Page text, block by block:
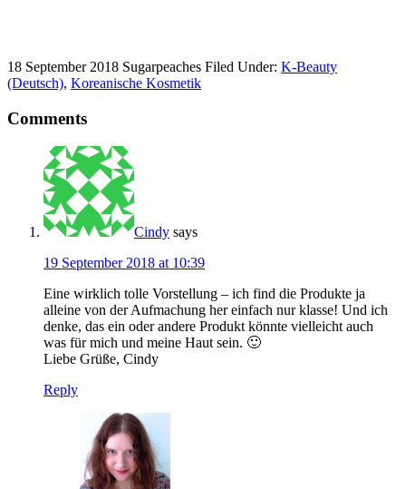
18 September 2018 Sugarpeaches Filed Under: K-Beauty
(Deutsch), Koreanische Kosmetik
Comments
Cindy says
19 September 2018 at 10:39
Eine wirklich tolle Vorstellung – ich find die Produkte ja
alleine von der Aufmachung her einfach nur klasse! Und ich
denke, das ein oder andere Produkt könnte vielleicht auch
was für mich und meine Haut sein. 🙂
Liebe Grüße, Cindy
Reply